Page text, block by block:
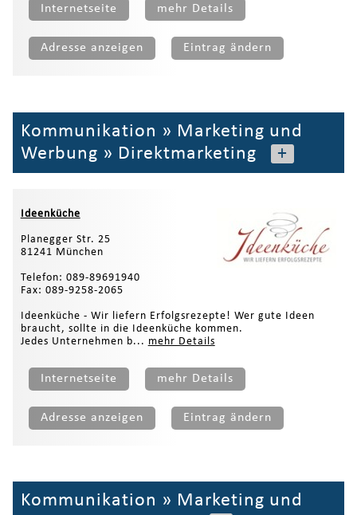
Internetseite mehr Details
Adresse anzeigen Eintrag ändern
Kommunikation » Marketing und
Werbung » Direktmarketing +
Ideenküche
Planegger Str. 25
81241 München
Telefon: 089-89691940
Fax: 089-9258-2065
Ideenküche - Wir liefern Erfolgsrezepte! Wer gute Ideen
braucht, sollte in die Ideenküche kommen.
Jedes Unternehmen b... mehr Details
Internetseite mehr Details
Adresse anzeigen Eintrag ändern
Kommunikation » Marketing und